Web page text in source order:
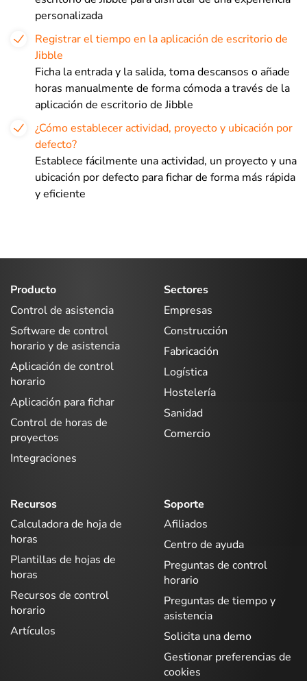
personalizada
Registrar el tiempo en la aplicación de escritorio de
Jibble
Ficha la entrada y la salida, toma descansos o añade
horas manualmente de forma cómoda a través de la
aplicación de escritorio de Jibble
¿Cómo establecer actividad, proyecto y ubicación por
defecto?
Establece fácilmente una actividad, un proyecto y una
ubicación por defecto para fichar de forma más rápida
y eficiente
Producto
Control de asistencia
Software de control
horario y de asistencia
Aplicación de control
horario
Aplicación para fichar
Control de horas de
proyectos
Integraciones
Sectores
Empresas
Construcción
Fabricación
Logística
Hostelería
Sanidad
Comercio
Recursos
Calculadora de hoja de
horas
Plantillas de hojas de
horas
Recursos de control
horario
Artículos
Soporte
Afiliados
Centro de ayuda
Preguntas de control
horario
Preguntas de tiempo y
asistencia
Solicita una demo
Gestionar preferencias de
cookies